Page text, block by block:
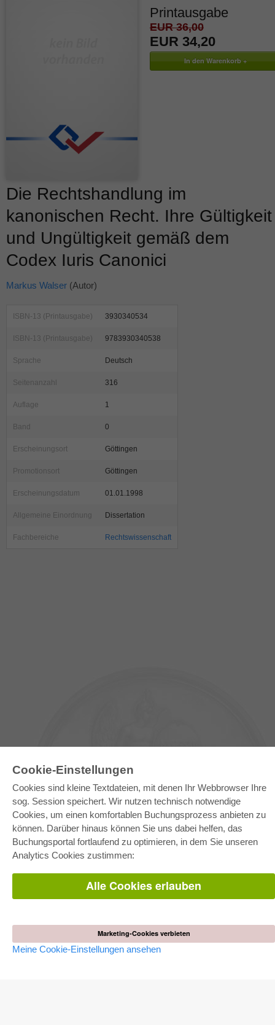
Cookie-Einstellungen
Cookies sind kleine Textdateien, mit denen Ihr Webbrowser Ihre
sog. Session speichert. Wir nutzen technisch notwendige
Cookies, um einen komfortablen Buchungsprozess anbieten zu
können. Darüber hinaus können Sie uns dabei helfen, das
Buchungsportal fortlaufend zu optimieren, in dem Sie unseren
Analytics Cookies zustimmen:
Alle Cookies erlauben
Marketing-Cookies verbieten
Meine Cookie-Einstellungen ansehen
Printausgabe
EUR 36,00
EUR 34,20
Die Rechtshandlung im
kanonischen Recht. Ihre Gültigkeit
und Ungültigkeit gemäß dem
Codex Iuris Canonici
Markus Walser (Autor)
ISBN-13 (Printausgabe) 3930340534
ISBN-13 (Printausgabe) 9783930340538
Sprache Deutsch
Seitenanzahl 316
Auflage 1
Band 0
Erscheinungsort Göttingen
Promotionsort Göttingen
Erscheinungsdatum 01.01.1998
Allgemeine Einordnung Dissertation
Fachbereiche Rechtswissenschaft
E-COLLECTION
Gesamtpaket
Pick & Choose
Bereitstellung von E-Books
Häufig gestellte Fragen (FAQ)
AGB
AUTOR WERDEN